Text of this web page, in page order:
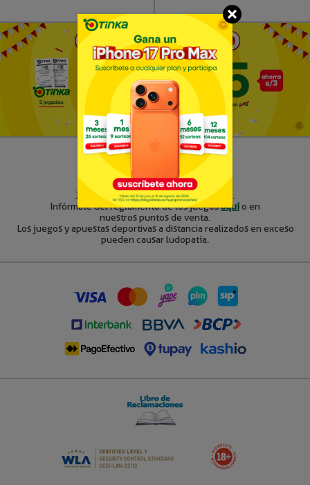
Ver Términos y Condiciones
La Tinka S.A. RUC 20506035121
Juegos sólo para mayores de 18 años.
Infórmate del reglamento de los juegosaquío en
nuestros puntos de venta.
Los juegos y apuestas deportivas a distancia realizados en exceso
pueden causar ludopatía.